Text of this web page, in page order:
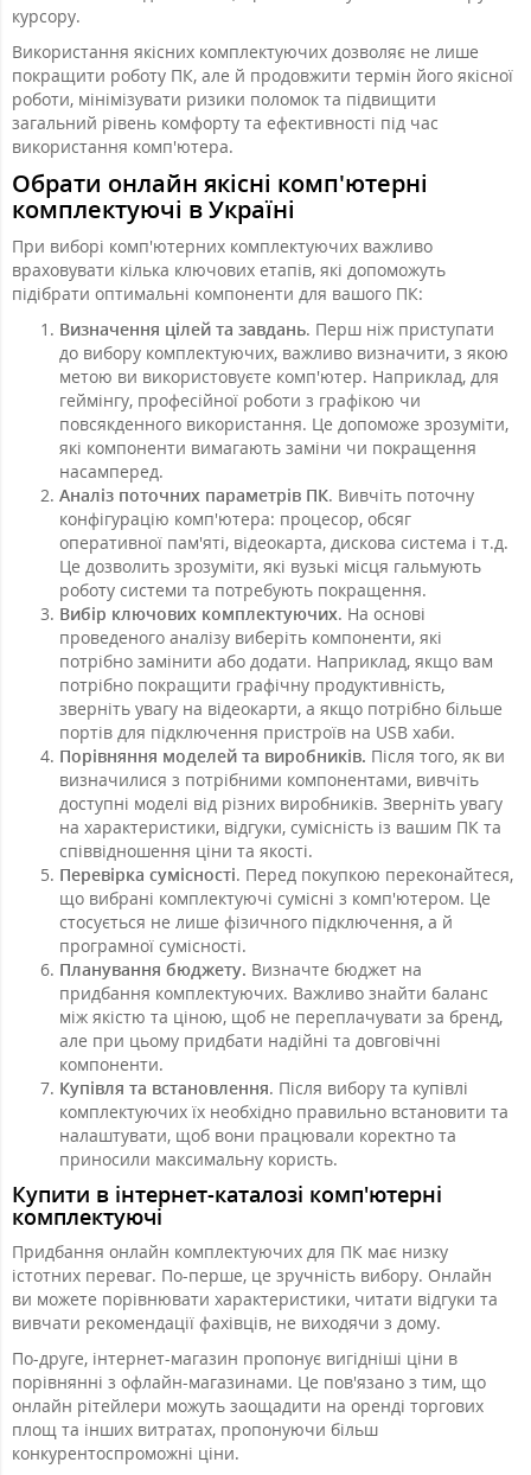
курсору.
Використання якісних комплектуючих дозволяє не лише
покращити роботу ПК, але й продовжити термін його якісної
роботи, мінімізувати ризики поломок та підвищити
загальний рівень комфорту та ефективності під час
використання комп'ютера.
Обрати онлайн якісні комп'ютерні
комплектуючі в Україні
При виборі комп'ютерних комплектуючих важливо
враховувати кілька ключових етапів, які допоможуть
підібрати оптимальні компоненти для вашого ПК:
Визначення цілей та завдань. Перш ніж приступати
до вибору комплектуючих, важливо визначити, з якою
метою ви використовуєте комп'ютер. Наприклад, для
геймінгу, професійної роботи з графікою чи
повсякденного використання. Це допоможе зрозуміти,
які компоненти вимагають заміни чи покращення
насамперед.
Аналіз поточних параметрів ПК. Вивчіть поточну
конфігурацію комп'ютера: процесор, обсяг
оперативної пам'яті, відеокарта, дискова система і т.д.
Це дозволить зрозуміти, які вузькі місця гальмують
роботу системи та потребують покращення.
Вибір ключових комплектуючих. На основі
проведеного аналізу виберіть компоненти, які
потрібно замінити або додати. Наприклад, якщо вам
потрібно покращити графічну продуктивність,
зверніть увагу на відеокарти, а якщо потрібно більше
портів для підключення пристроїв на USB хаби.
Порівняння моделей та виробників. Після того, як ви
визначилися з потрібними компонентами, вивчіть
доступні моделі від різних виробників. Зверніть увагу
на характеристики, відгуки, сумісність із вашим ПК та
співвідношення ціни та якості.
Перевірка сумісності. Перед покупкою переконайтеся,
що вибрані комплектуючі сумісні з комп'ютером. Це
стосується не лише фізичного підключення, а й
програмної сумісності.
Планування бюджету. Визначте бюджет на
придбання комплектуючих. Важливо знайти баланс
між якістю та ціною, щоб не переплачувати за бренд,
але при цьому придбати надійні та довговічні
компоненти.
Купівля та встановлення. Після вибору та купівлі
комплектуючих їх необхідно правильно встановити та
налаштувати, щоб вони працювали коректно та
приносили максимальну користь.
Купити в інтернет-каталозі комп'ютерні
комплектуючі
Придбання онлайн комплектуючих для ПК має низку
істотних переваг. По-перше, це зручність вибору. Онлайн
ви можете порівнювати характеристики, читати відгуки та
вивчати рекомендації фахівців, не виходячи з дому.
По-друге, інтернет-магазин пропонує вигідніші ціни в
порівнянні з офлайн-магазинами. Це пов'язано з тим, що
онлайн рітейлери можуть заощадити на оренді торгових
площ та інших витратах, пропонуючи більш
конкурентоспроможні ціни.